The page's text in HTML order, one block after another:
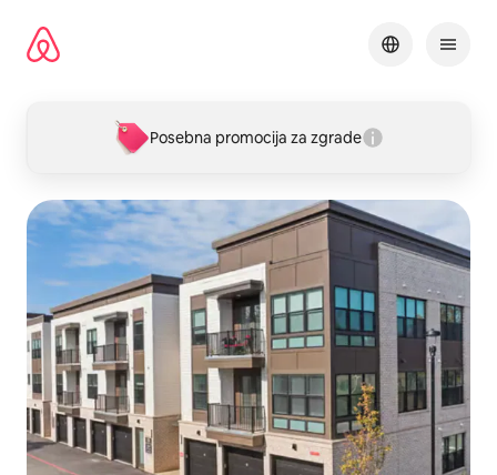
sadržaj
Posebna promocija za zgrade